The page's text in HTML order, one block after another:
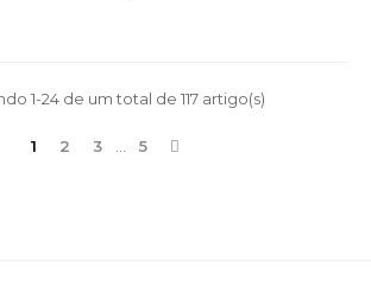
1-24 de um total de 117 artigo(s)
1 2 3 … 5